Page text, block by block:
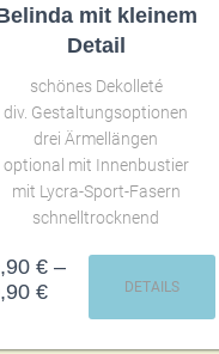
mit kleinem
Detail
schönes Dekolleté
div. Gestaltungsoptionen
drei Ärmellängen
optional mit Innenbustier
mit Lycra-Sport-Fasern
schnelltrocknend
€ –
€ DETAILS